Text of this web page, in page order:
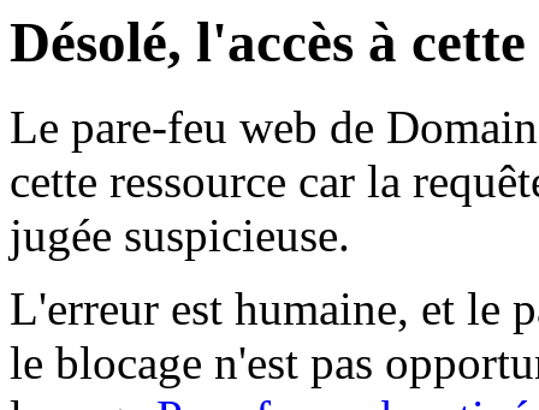
Désolé, l'accès à
Le pare-feu web de
cette ressource car la
jugée suspicieuse.
L'erreur est humaine, et le
le blocage n'est pas